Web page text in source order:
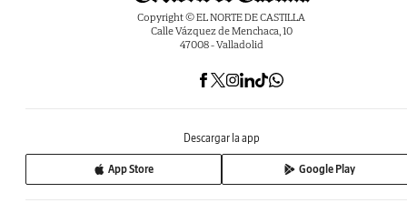
Copyright © EL NORTE DE CASTILLA
Calle Vázquez de Menchaca, 10
47008 - Valladolid
Descargar la app
App Store Google Play